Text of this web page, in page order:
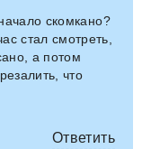
скомкано?
стал смотреть,
а потом
что
Ответить